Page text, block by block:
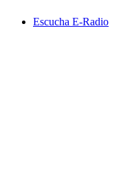
Escucha E-Radio